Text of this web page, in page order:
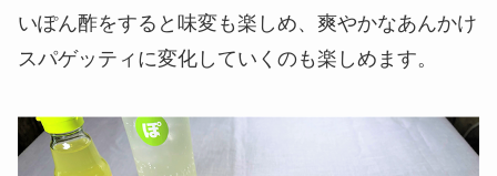
いぽん酢をすると味変も楽しめ、爽やかなあんかけ
スパゲッティに変化していくのも楽しめます。